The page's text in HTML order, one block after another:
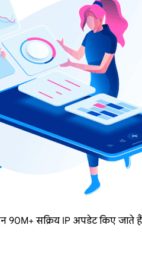
90M+ सक्रिय IP अपडेट किए जाते